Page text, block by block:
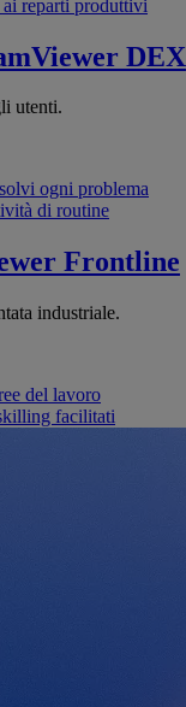
reparti produttivi
DEX
utenti.
ogni problema
di routine
Frontline
industriale.
del lavoro
facilitati